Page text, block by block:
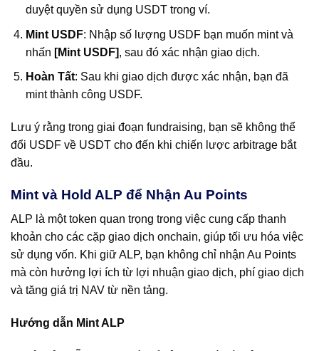
duyệt quyền sử dụng USDT trong ví.
Mint USDF: Nhập số lượng USDF bạn muốn mint và
nhấn [Mint USDF], sau đó xác nhận giao dịch.
Hoàn Tất: Sau khi giao dịch được xác nhận, bạn đã
mint thành công USDF.
Lưu ý rằng trong giai đoạn fundraising, bạn sẽ không thể
đổi USDF về USDT cho đến khi chiến lược arbitrage bắt
đầu.
Mint và Hold ALP để Nhận Au Points
ALP là một token quan trọng trong việc cung cấp thanh
khoản cho các cặp giao dịch onchain, giúp tối ưu hóa việc
sử dụng vốn. Khi giữ ALP, bạn không chỉ nhận Au Points
mà còn hưởng lợi ích từ lợi nhuận giao dịch, phí giao dịch
và tăng giá trị NAV từ nền tảng.
Hướng dẫn Mint ALP